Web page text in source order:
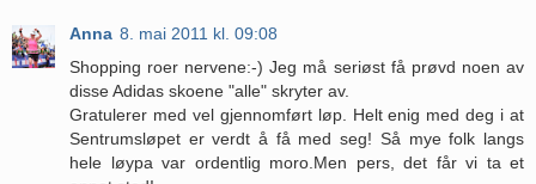
Anna 8. mai 2011 kl. 09:08
Shopping roer nervene:-) Jeg må seriøst få prøvd noen av
disse Adidas skoene "alle" skryter av.
Gratulerer med vel gjennomført løp. Helt enig med deg i at
Sentrumsløpet er verdt å få med seg! Så mye folk langs
hele løypa var ordentlig moro.Men pers, det får vi ta et